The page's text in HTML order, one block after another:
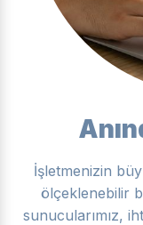
İşletmenizin
ölçeklenebilir
sunucularımız,